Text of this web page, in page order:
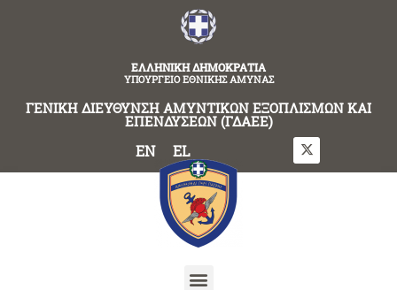
ΕΛΛΗΝΙΚΗ ΔΗΜΟΚΡΑΤΙΑ
ΥΠΟΥΡΓΕΙΟ ΕΘΝΙΚΗΣ ΑΜΥΝΑΣ
ΓΕΝΙΚΗ ΔΙΕΥΘΥΝΣΗ ΑΜΥΝΤΙΚΩΝ ΕΞΟΠΛΙΣΜΩΝ ΚΑΙ
ΕΠΕΝΔΥΣΕΩΝ (ΓΔΑΕΕ)
EN EL